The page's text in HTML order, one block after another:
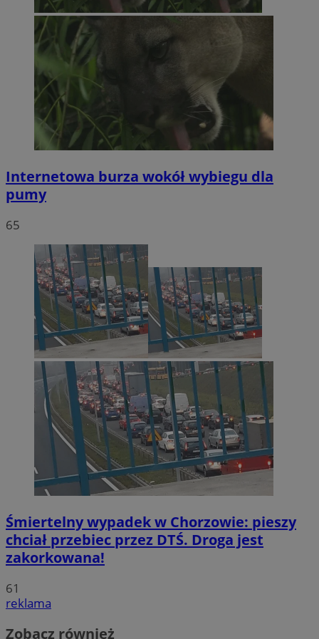
Internetowa burza wokół wybiegu dla
pumy
65
Śmiertelny wypadek w Chorzowie: pieszy
chciał przebiec przez DTŚ. Droga jest
zakorkowana!
61
reklama
Zobacz również